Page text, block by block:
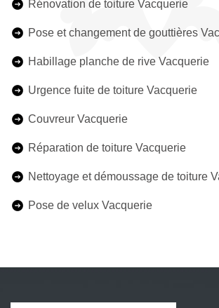
Rénovation de toiture Vacquerie
Pose et changement de gouttières
Habillage planche de rive Vacquerie
Urgence fuite de toiture Vacquerie
Couvreur Vacquerie
Réparation de toiture Vacquerie
Nettoyage et démoussage de toiture
Pose de velux Vacquerie